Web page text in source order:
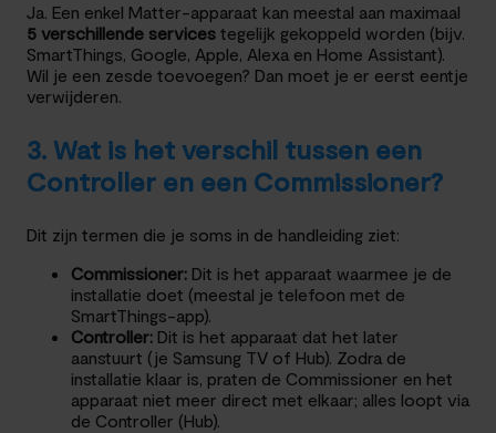
Ja. Een enkel Matter-apparaat kan meestal aan maximaal
5 verschillende services tegelijk gekoppeld worden (bijv.
SmartThings, Google, Apple, Alexa en Home Assistant).
Wil je een zesde toevoegen? Dan moet je er eerst eentje
verwijderen.
3. Wat is het verschil tussen een
Controller en een Commissioner?
Dit zijn termen die je soms in de handleiding ziet:
Commissioner: Dit is het apparaat waarmee je de
installatie doet (meestal je telefoon met de
SmartThings-app).
Controller: Dit is het apparaat dat het later
aanstuurt (je Samsung TV of Hub). Zodra de
installatie klaar is, praten de Commissioner en het
apparaat niet meer direct met elkaar; alles loopt via
de Controller (Hub).